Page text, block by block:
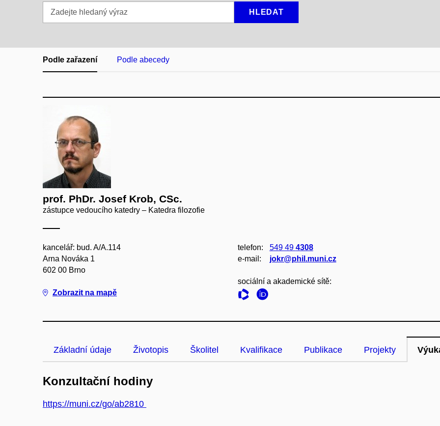
hledaný
HLEDAT
Podle zařazení Podle abecedy
prof. PhDr. Josef Krob, CSc.
zástupce vedoucího katedry – Katedra filozofie
kancelář: bud. A/A.114
Arna Nováka 1
602 00 Brno
Zobrazit na mapě
telefon: 549 49 4308
e‑mail:
jokr@phil.muni.cz
sociální a akademické sítě:
Základní údaje Životopis Školitel Kvalifikace Publikace Projekty
Konzultační hodiny
https://muni.cz/go/ab2810